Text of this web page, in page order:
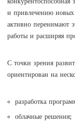
и привлечению новых
активно перенимают
работы и расширяя
С точки зрения
ориентирован на
разработка
облачные решения;